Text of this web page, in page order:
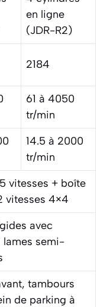
en ligne
(JDR-R2)
2184
61 à 4050
tr/min
14.5 à 2000
tr/min
vitesses + boîte
vitesses 4×4
avec
lames semi-
tambours
de parking à